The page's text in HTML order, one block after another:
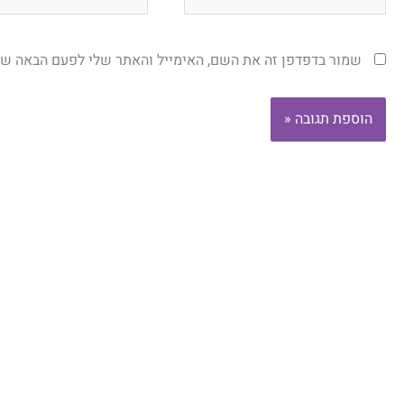
שמור בדפדפן זה את השם, האימייל והאתר שלי לפעם הבאה